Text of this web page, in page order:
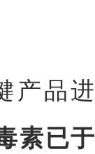
产品进
素已于